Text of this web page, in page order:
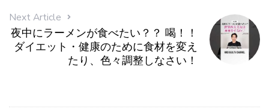
Next Article
夜中にラーメンが食べたい？？ 喝！！
ダイエット・健康のために食材を変え
たり、色々調整しなさい！